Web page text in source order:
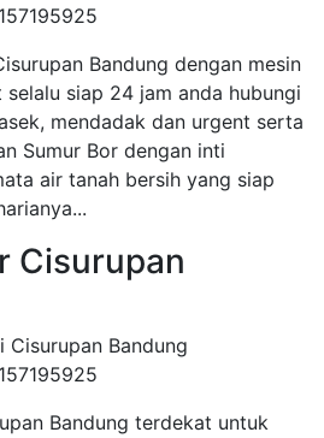
Bandung dengan mesin
siap 24 jam anda hubungi
mendadak dan urgent serta
Sumur Bor dengan inti
air tanah bersih yang siap
Cisurupan
Cisurupan Bandung
Bandung terdekat untuk